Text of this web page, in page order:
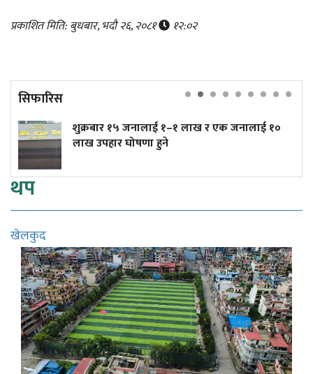
प्रकाशित मिति: बुधबार, भदौ २६, २०८१ १२:०२
सिफारिस
जनालाई १–१ लाख र एक जनालाई १०
घोषणा हुने
त्रिपुरेश्वरमा
थप
खेलकुद